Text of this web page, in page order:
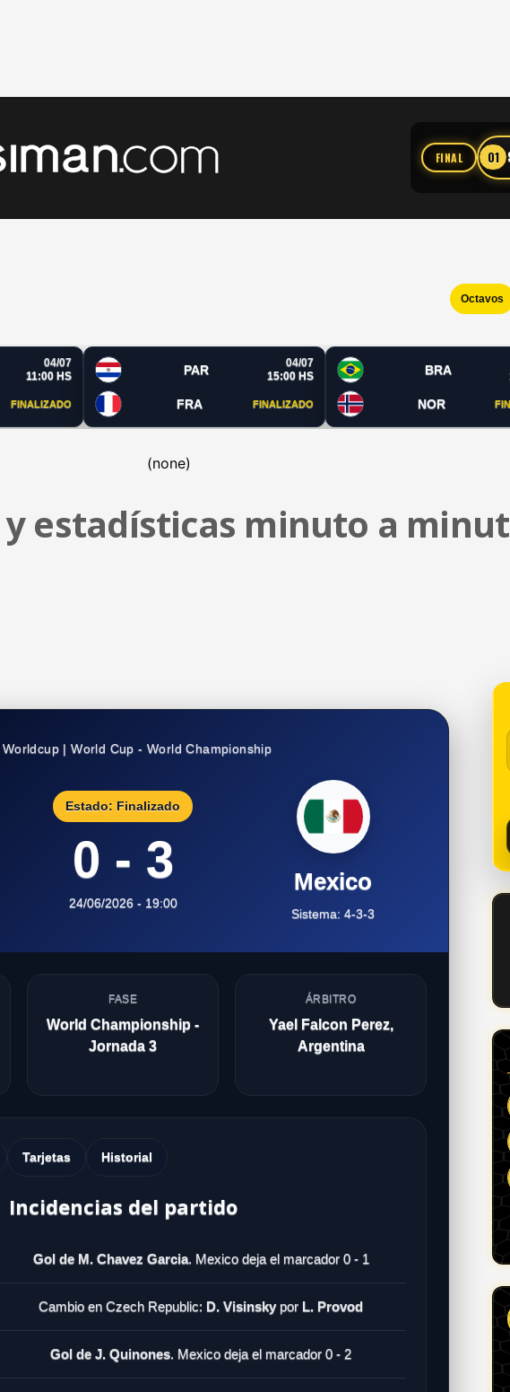
FINAL 01
Octavos
04/07
11:00 HS
FINALIZADO
PAR
04/07
15:00 HS
FRA FINALIZADO
BRA
NOR
(none)
estadísticas minuto a
Worldcup | World Cup - World Championship
Estado: Finalizado
0 - 3
24/06/2026 - 19:00
Mexico
Sistema: 4-3-3
FASE
World Championship -
Jornada 3
ÁRBITRO
Yael Falcon Perez,
Argentina
Tarjetas Historial
Incidencias del partido
Gol de M. Chavez Garcia. Mexico deja el marcador 0 - 1
Cambio en Czech Republic: D. Visinskypor L. Provod
Gol de J. Quinones. Mexico deja el marcador 0 - 2